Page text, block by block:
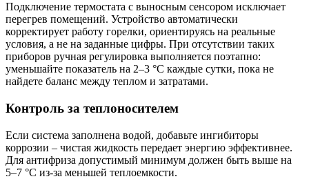
Подключение термостата с выносным сенсором исключает
перегрев помещений. Устройство автоматически
корректирует работу горелки, ориентируясь на реальные
условия, а не на заданные цифры. При отсутствии таких
приборов ручная регулировка выполняется поэтапно:
уменьшайте показатель на 2–3 °C каждые сутки, пока не
найдете баланс между теплом и затратами.
Контроль за теплоносителем
Если система заполнена водой, добавьте ингибиторы
коррозии – чистая жидкость передает энергию эффективнее.
Для антифриза допустимый минимум должен быть выше на
5–7 °C из-за меньшей теплоемкости.